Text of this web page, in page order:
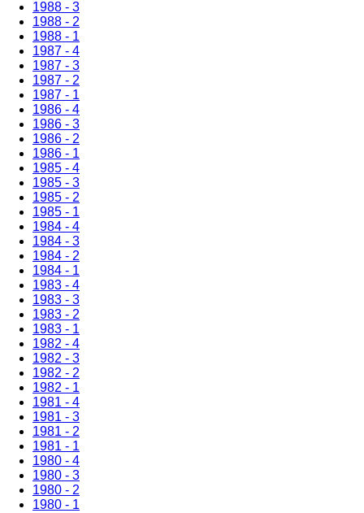
1988 - 3
1988 - 2
1988 - 1
1987 - 4
1987 - 3
1987 - 2
1987 - 1
1986 - 4
1986 - 3
1986 - 2
1986 - 1
1985 - 4
1985 - 3
1985 - 2
1985 - 1
1984 - 4
1984 - 3
1984 - 2
1984 - 1
1983 - 4
1983 - 3
1983 - 2
1983 - 1
1982 - 4
1982 - 3
1982 - 2
1982 - 1
1981 - 4
1981 - 3
1981 - 2
1981 - 1
1980 - 4
1980 - 3
1980 - 2
1980 - 1